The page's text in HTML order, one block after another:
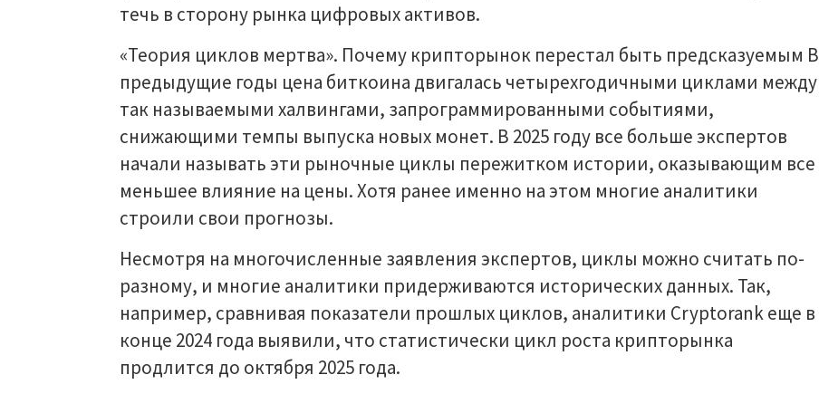
течь в сторону рынка цифровых активов.
«Теория циклов мертва». Почему крипторынок перестал быть предсказуемым В
предыдущие годы цена биткоина двигалась четырехгодичными циклами между
так называемыми халвингами, запрограммированными событиями,
снижающими темпы выпуска новых монет. В 2025 году все больше экспертов
начали называть эти рыночные циклы пережитком истории, оказывающим все
меньшее влияние на цены. Хотя ранее именно на этом многие аналитики
строили свои прогнозы.
Несмотря на многочисленные заявления экспертов, циклы можно считать по-
разному, и многие аналитики придерживаются исторических данных. Так,
например, сравнивая показатели прошлых циклов, аналитики Cryptorank еще в
конце 2024 года выявили, что статистически цикл роста крипторынка
продлится до октября 2025 года.